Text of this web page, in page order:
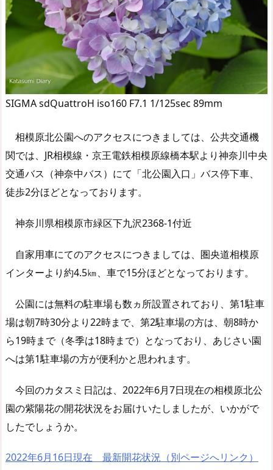
SIGMA sdQuattroH iso160 F7.1 1/125sec 89mm
相模原北公園へのアクセスにつきましては、公共交通機
関では、JR相模線・京王電鉄相模原線橋本駅より神奈川中央
交通バス（神奈中バス）にて「北公園入口」バス停下車、
徒歩2分ほどとなっております。
神奈川県相模原市緑区下九沢2368-1付近
自家用車にてのアクセスにつきましては、圏央道相模原
インターより約4.5㎞、車で15分ほどとなっております。
公園には無料の駐車場も数ヵ所設置されており、第1駐車
場は朝7時30分より22時まで、第2駐車場の方は、朝8時か
ら19時まで（冬季は18時まで）となっており、あじさい園
へは第1駐車場の方が便利かと思われます。
今回のカタスミ日記は、2022年6月7日現在の相模原北公
園の紫陽花の開花状況をお届けいたしましたが、いかがで
したでしょうか。
2022年6月16日現在 最新開花状況（別ページへリンク）